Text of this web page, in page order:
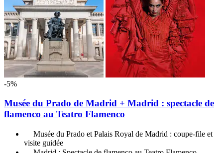
-5%
Musée du Prado de Madrid + Madrid : spectacle de
flamenco au Teatro Flamenco
Musée du Prado et Palais Royal de Madrid : coupe-file et
visite guidée